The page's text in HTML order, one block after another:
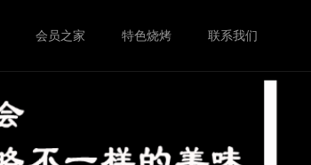
会员之家 特色烧烤 联系我们